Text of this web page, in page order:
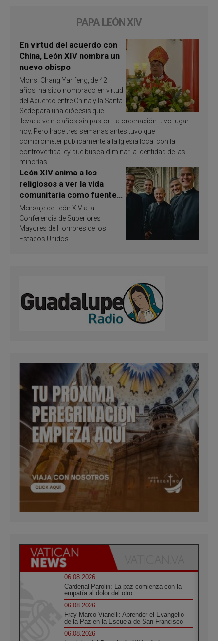
PAPA LEÓN XIV
En virtud del acuerdo con
China, León XIV nombra un
nuevo obispo
Mons. Chang Yanfeng, de 42
años, ha sido nombrado en virtud
del Acuerdo entre China y la Santa
Sede para una diócesis que
llevaba veinte años sin pastor. La ordenación tuvo lugar
hoy. Pero hace tres semanas antes tuvo que
comprometer públicamente a la Iglesia local con la
controvertida ley que busca eliminar la identidad de las
minorías.
León XIV anima a los
religiosos a ver la vida
comunitaria como fuente
de inspiración y
santificación
Mensaje de León XIV a la
Conferencia de Superiores
Mayores de Hombres de los
Estados Unidos
06.08.2026
Cardenal Parolin: La paz comienza con la
empatía al dolor del otro
06.08.2026
Fray Marco Vianelli: Aprender el Evangelio
de la Paz en la Escuela de San Francisco
06.08.2026